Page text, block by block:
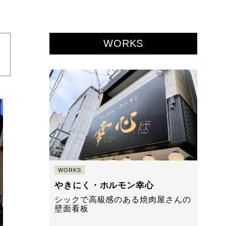
WORKS
WORKS
やきにく・ホルモン幸心
シックで高級感のある焼肉屋さんの
壁面看板